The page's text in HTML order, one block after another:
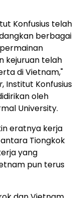
Konfusius telah
berbagai
kejuruan telah
di Vietnam,"
, Institut Konfusius
oleh
University.
eratnya kerja
Tiongkok
yang
pun terus